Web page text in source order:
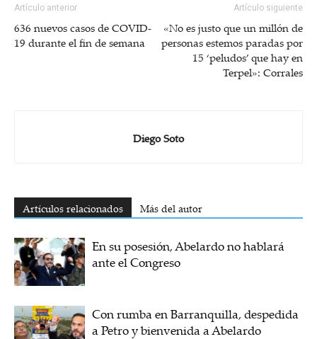
Artículo anterior
636 nuevos casos de COVID-
19 durante el fin de semana
Artículo siguiente
«No es justo que un millón de
personas estemos paradas por
15 ‘peludos’ que hay en
Terpel»: Corrales
Diego Soto
Artículos relacionados Más del autor
En su posesión, Abelardo no hablará
ante el Congreso
Con rumba en Barranquilla, despedida
a Petro y bienvenida a Abelardo